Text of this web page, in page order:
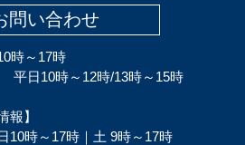
問い合わせ
時～17時
平日10時～12時/13時～15時
報】
時～17時｜土 9時～17時